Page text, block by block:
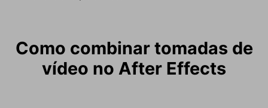
Como combinar tomadas de
vídeo no After Effects